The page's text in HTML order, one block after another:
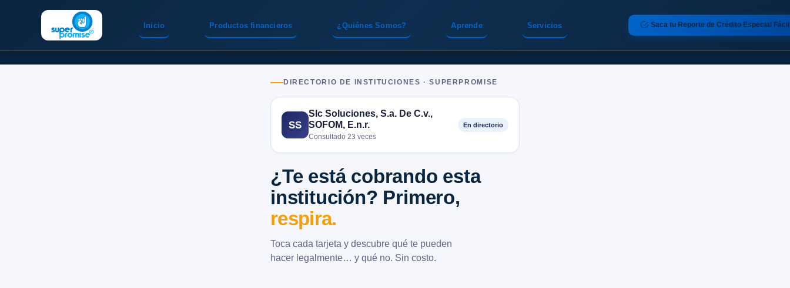
Inicio Servicios
Productos financieros ¿Quiénes Somos? Aprende Saca tu Reporte de Crédito Especial Fácil
DIRECTORIO DE INSTITUCIONES · SUPERPROMISE
SS
Slc Soluciones, S.a. De C.v.,
SOFOM, E.n.r.
Consultado 23 veces
En directorio
¿Te está cobrando esta
institución? Primero,
respira.
Toca cada tarjeta y descubre qué te pueden
hacer legalmente… y qué no. Sin costo.